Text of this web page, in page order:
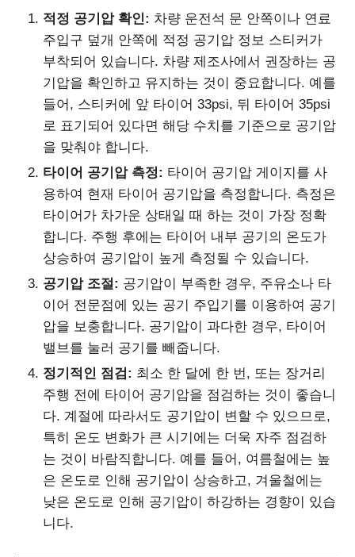
적정 공기압 확인: 차량 운전석 문 안쪽이나 연료
주입구 덮개 안쪽에 적정 공기압 정보 스티커가
부착되어 있습니다. 차량 제조사에서 권장하는 공
기압을 확인하고 유지하는 것이 중요합니다. 예를
들어, 스티커에 앞 타이어 33psi, 뒤 타이어 35psi
로 표기되어 있다면 해당 수치를 기준으로 공기압
을 맞춰야 합니다.
타이어 공기압 측정: 타이어 공기압 게이지를 사
용하여 현재 타이어 공기압을 측정합니다. 측정은
타이어가 차가운 상태일 때 하는 것이 가장 정확
합니다. 주행 후에는 타이어 내부 공기의 온도가
상승하여 공기압이 높게 측정될 수 있습니다.
공기압 조절: 공기압이 부족한 경우, 주유소나 타
이어 전문점에 있는 공기 주입기를 이용하여 공기
압을 보충합니다. 공기압이 과다한 경우, 타이어
밸브를 눌러 공기를 빼줍니다.
정기적인 점검: 최소 한 달에 한 번, 또는 장거리
주행 전에 타이어 공기압을 점검하는 것이 좋습니
다. 계절에 따라서도 공기압이 변할 수 있으므로,
특히 온도 변화가 큰 시기에는 더욱 자주 점검하
는 것이 바람직합니다. 예를 들어, 여름철에는 높
은 온도로 인해 공기압이 상승하고, 겨울철에는
낮은 온도로 인해 공기압이 하강하는 경향이 있습
니다.